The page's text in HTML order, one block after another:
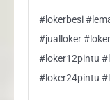
#lokerbesi
#jualloker
#loker12pintu
#loker24pintu